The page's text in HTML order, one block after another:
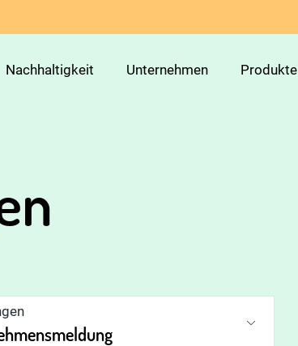
Nachhaltigkeit Unternehmen Produkte